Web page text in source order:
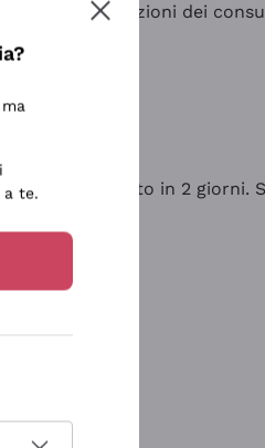
Le indicazioni dei
Pacco arrivato in 2 giorni.
a te.